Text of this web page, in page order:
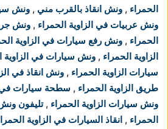
الحمراء , ونش انقاذ بالقرب مني , ونش
ونش عربيات في الزاوية الحمراء , ونش جر
الحمراء , ونش رفع سيارات في الزاوية
الزاوية الحمراء , ونش سيارات في الزاوية
سيارات الزاوية الحمراء , ونش انقاذ في
طريق الزاوية الحمراء , سطحة سيارات في
ونش سيارات الزاوية الحمراء ,تليفون
الحمراء , انقاذ السيارات في الزاوية